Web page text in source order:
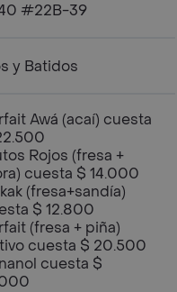
#22B-39
y Batidos
Awá (acaí) cuesta
Rojos (fresa +
cuesta $ 14.000
(fresa+sandía)
$ 12.800
(fresa + piña)
cuesta $ 20.500
cuesta $